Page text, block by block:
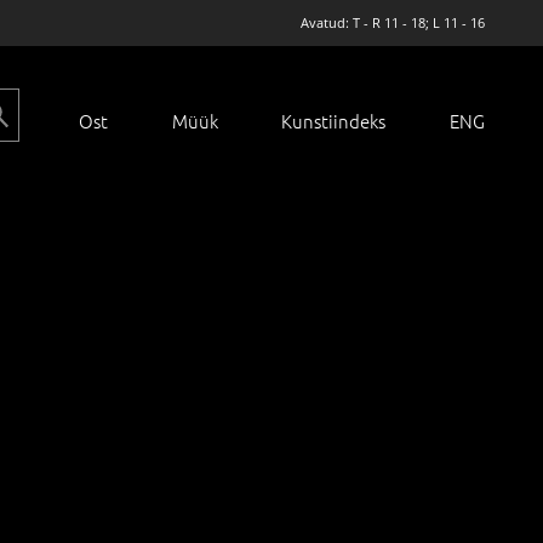
Avatud: T - R 11 - 18; L 11 - 16
Ost Müük Kunstiindeks ENG